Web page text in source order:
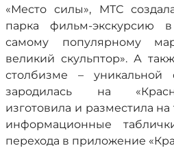
«Место силы», МТС
парка фильм-экскурсию
самому популярному
великий скульптор». А
столбизме – уникальной
зародилась на
изготовила и разместила
информационные
перехода в приложение